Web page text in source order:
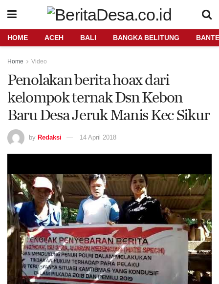
HOME ACEH BALI BANGKA BELITUNG
Home Video
Penolakan berita hoax dari
kelompok ternak Dsn Kebon
Baru Desa Jeruk Manis Kec Sikur
by Redaksi 14 April 2018